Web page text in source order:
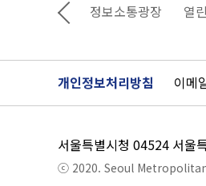
상대로 서울 정보소통광장 열
개인정보처리방침 이메
서울특별시청 04524 서울
ⓒ 2020. Seoul